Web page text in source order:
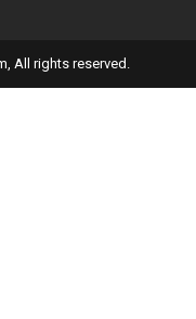
All rights reserved.